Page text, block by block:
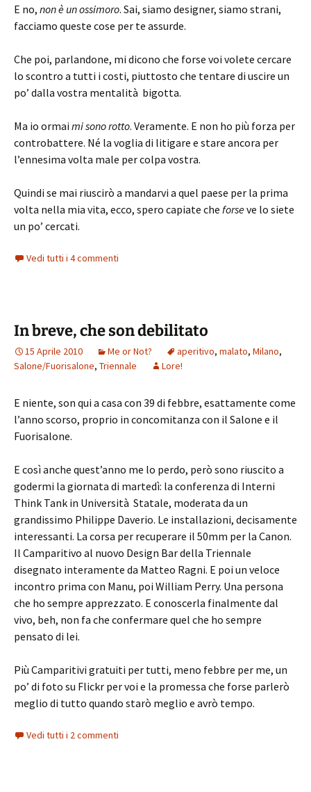
E no, non è un ossimoro. Sai, siamo designer, siamo strani,
facciamo queste cose per te assurde.
Che poi, parlandone, mi dicono che forse voi volete cercare
lo scontro a tutti i costi, piuttosto che tentare di uscire un
po’ dalla vostra mentalità bigotta.
Ma io ormai mi sono rotto. Veramente. E non ho più forza per
controbattere. Né la voglia di litigare e stare ancora per
l’ennesima volta male per colpa vostra.
Quindi se mai riuscirò a mandarvi a quel paese per la prima
volta nella mia vita, ecco, spero capiate che forseve lo siete
un po’ cercati.
Vedi tutti i 4 commenti
In breve, che son debilitato
15 Aprile 2010 Me or Not? aperitivo, malato, Milano,
Salone/Fuorisalone, Triennale Lore!
E niente, son qui a casa con 39 di febbre, esattamente come
l’anno scorso, proprio in concomitanza con il Salone e il
Fuorisalone.
E così anche quest’anno me lo perdo, però sono riuscito a
godermi la giornata di martedì: la conferenza di Interni
Think Tank in Università Statale, moderata da un
grandissimo Philippe Daverio. Le installazioni, decisamente
interessanti. La corsa per recuperare il 50mm per la Canon.
Il Camparitivo al nuovo Design Bar della Triennale
disegnato interamente da Matteo Ragni. E poi un veloce
incontro prima con Manu, poi William Perry. Una persona
che ho sempre apprezzato. E conoscerla finalmente dal
vivo, beh, non fa che confermare quel che ho sempre
pensato di lei.
Più Camparitivi gratuiti per tutti, meno febbre per me, un
po’ di foto su Flickr per voi e la promessa che forse parlerò
meglio di tutto quando starò meglio e avrò tempo.
Vedi tutti i 2 commenti